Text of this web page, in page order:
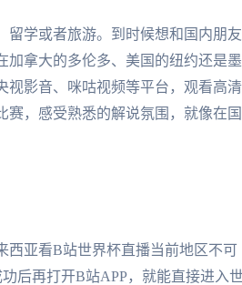
留学或者旅游。到时候想和国内朋友
加拿大的多伦多、美国的纽约还是墨
视影音、咪咕视频等平台，观看高清
，感受熟悉的解说氛围，就像在国
西亚看B站世界杯直播当前地区不可
后再打开B站APP，就能直接进入